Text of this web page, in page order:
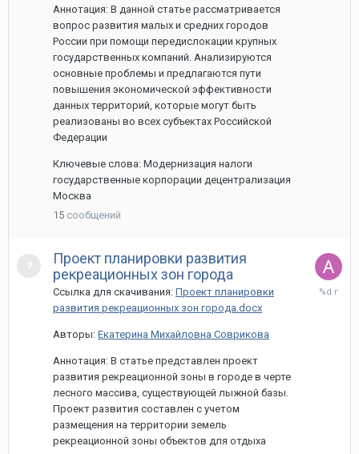
Аннотация: В данной статье рассматривается
вопрос развития малых и средних городов
России при помощи передислокации крупных
государственных компаний. Анализируются
основные проблемы и предлагаются пути
повышения экономической эффективности
данных территорий, которые могут быть
реализованы во всех субъектах Российской
Федерации
Ключевые слова: Модернизация налоги
государственные корпорации децентрализация
Москва
15 сообщений
Проект планировки развития
рекреационных зон города
Ссылка для скачивания: Проект планировки
развития рекреационных зон города.docx
Авторы: Екатерина Михайловна Соврикова
Аннотация: В статье представлен проект
развития рекреационной зоны в городе в черте
лесного массива, существующей лыжной базы.
Проект развития составлен с учетом
размещения на территории земель
рекреационной зоны объектов для отдыха
13